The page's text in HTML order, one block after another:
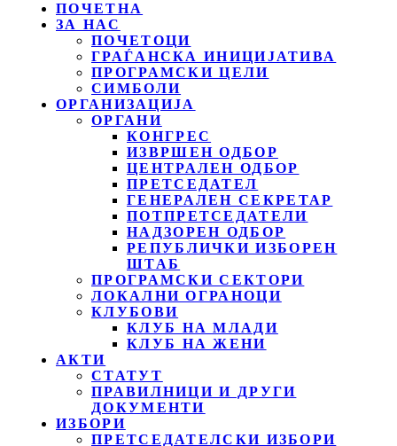
ПОЧЕТНА
ЗА НАС
ПОЧЕТОЦИ
ГРАЃАНСКА ИНИЦИЈАТИВА
ПРОГРАМСКИ ЦЕЛИ
СИМБОЛИ
ОРГАНИЗАЦИЈА
ОРГАНИ
КОНГРЕС
ИЗВРШЕН ОДБОР
ЦЕНТРАЛЕН ОДБОР
ПРЕТСЕДАТЕЛ
ГЕНЕРАЛЕН СЕКРЕТАР
ПОТПРЕТСЕДАТЕЛИ
НАДЗОРЕН ОДБОР
РЕПУБЛИЧКИ ИЗБОРЕН
ШТАБ
ПРОГРАМСКИ СЕКТОРИ
ЛОКАЛНИ ОГРАНОЦИ
КЛУБОВИ
КЛУБ НА МЛАДИ
КЛУБ НА ЖЕНИ
АКТИ
СТАТУТ
ПРАВИЛНИЦИ И ДРУГИ
ДОКУМЕНТИ
ИЗБОРИ
ПРЕТСЕДАТЕЛСКИ ИЗБОРИ